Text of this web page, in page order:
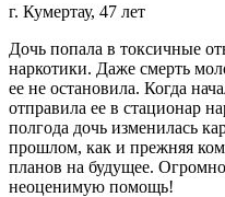
г. Кумертау, 47 лет
Дочь попала в токсичные
наркотики. Даже смерть
ее не остановила. Когда
отправила ее в стационар
полгода дочь изменилась
прошлом, как и прежняя
планов на будущее.
неоценимую помощь!